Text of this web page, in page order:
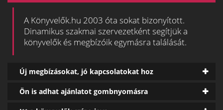
A Könyvelők.hu 2003 óta sokat bizonyított.
Dinamikus szakmai szervezetként segítjük a
könyvelők és megbízóik egymásra találását.
Új megbízásokat, jó kapcsolatokat hoz
Ön is adhat ajánlatot gombnyomásra